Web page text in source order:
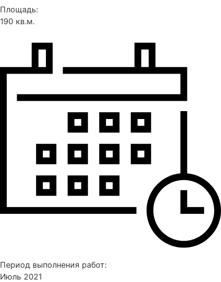
Площадь:
190 кв.м.
Период выполнения работ:
Июль 2021